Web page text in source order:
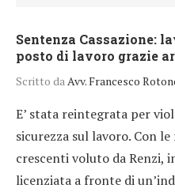
Sentenza Cassazione:
posto di lavoro grazie
Scritto da Avv. Francesco
E’ stata reintegrata per
sicurezza sul lavoro. Con
crescenti voluto da Renzi,
licenziata a fronte di